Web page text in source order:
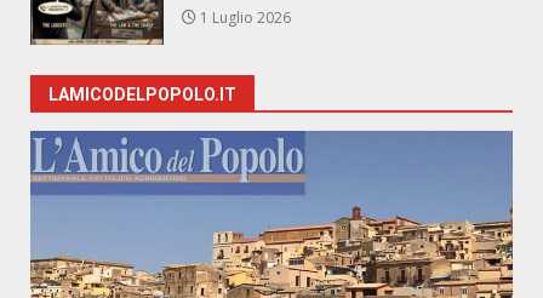
1 Luglio 2026
LAMICODELPOPOLO.IT